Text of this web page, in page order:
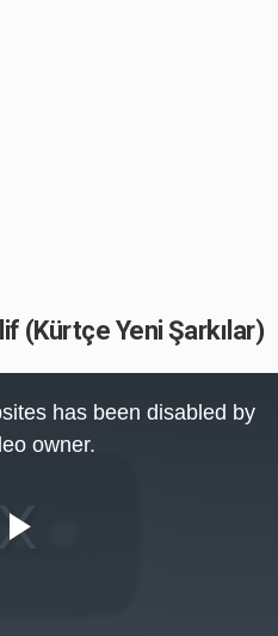
(Kürtçe Yeni Şarkılar)
has been disabled by
owner.